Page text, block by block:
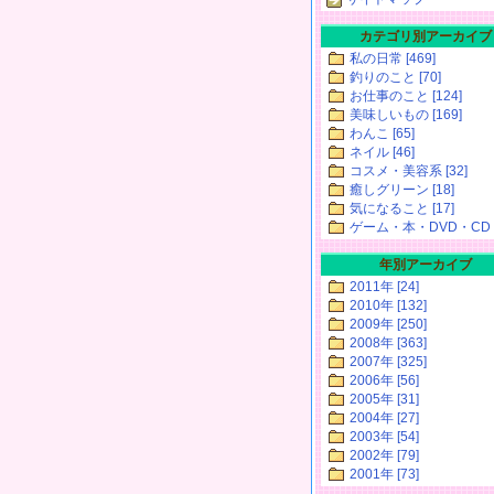
カテゴリ別アーカイブ
私の日常 [469]
釣りのこと [70]
お仕事のこと [124]
美味しいもの [169]
わんこ [65]
ネイル [46]
コスメ・美容系 [32]
癒しグリーン [18]
気になること [17]
ゲーム・本・DVD・CD
年別アーカイブ
2011年 [24]
2010年 [132]
2009年 [250]
2008年 [363]
2007年 [325]
2006年 [56]
2005年 [31]
2004年 [27]
2003年 [54]
2002年 [79]
2001年 [73]